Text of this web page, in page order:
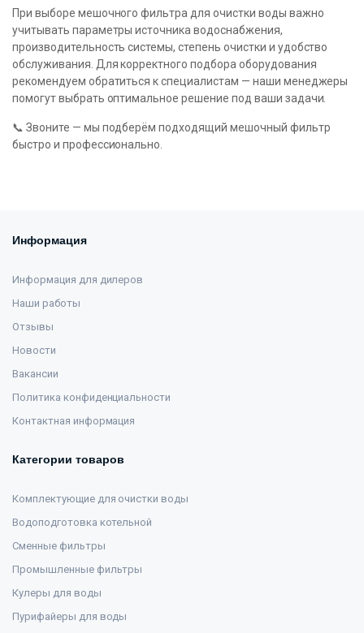
При выборе мешочного фильтра для очистки воды важно
учитывать параметры источника водоснабжения,
производительность системы, степень очистки и удобство
обслуживания. Для корректного подбора оборудования
рекомендуем обратиться к специалистам — наши менеджеры
помогут выбрать оптимальное решение под ваши задачи.
📞 Звоните — мы подберём подходящий мешочный фильтр
быстро и профессионально.
Информация
Информация для дилеров
Наши работы
Отзывы
Новости
Вакансии
Политика конфиденциальности
Контактная информация
Категории товаров
Комплектующие для очистки воды
Водоподготовка котельной
Сменные фильтры
Промышленные фильтры
Кулеры для воды
Пурифайеры для воды